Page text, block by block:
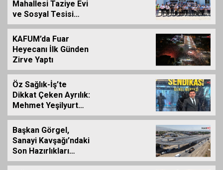
Mahallesi Taziye Evi
ve Sosyal Tesisi
Hizmete Açıldı
KAFUM’da Fuar
Heyecanı İlk Günden
Zirve Yaptı
Öz Sağlık-İş’te
Dikkat Çeken Ayrılık:
Mehmet Yeşilyurt
İstifa Etti
Başkan Görgel,
Sanayi Kavşağı’ndaki
Son Hazırlıkları
Yerinde İnceledi